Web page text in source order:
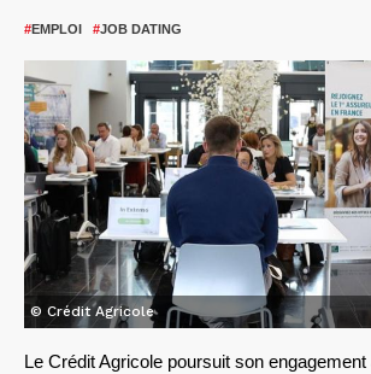
#EMPLOI #JOB DATING
© Crédit Agricole
Le Crédit Agricole poursuit son